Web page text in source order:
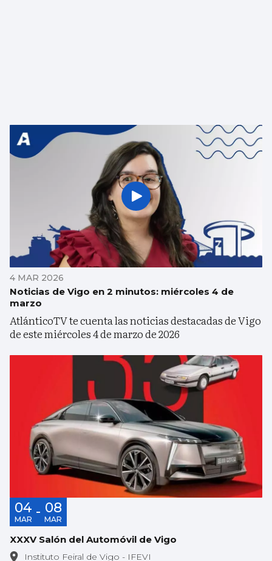
4 MAR 2026
Noticias de Vigo en 2 minutos: miércoles 4 de
marzo
AtlánticoTV te cuenta las noticias destacadas de Vigo
de este miércoles 4 de marzo de 2026
04
MAR - 08
MAR
XXXV Salón del Automóvil de Vigo
Instituto Feiral de Vigo - IFEVI